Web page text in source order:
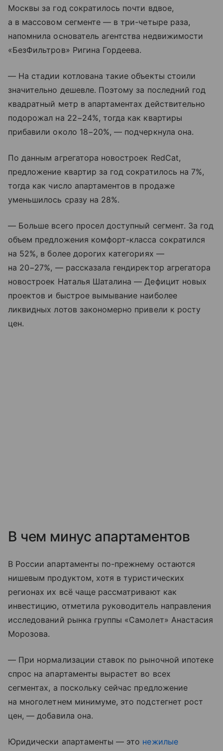
Москвы за год сократилось почти вдвое,
а в массовом сегменте — в три-четыре раза,
напомнила основатель агентства недвижимости
«БезФильтров» Ригина Гордеева.
— На стадии котлована такие объекты стоили
значительно дешевле. Поэтому за последний год
квадратный метр в апартаментах действительно
подорожал на 22−24%, тогда как квартиры
прибавили около 18−20%, — подчеркнула она.
По данным агрегатора новостроек RedCat,
предложение квартир за год сократилось на 7%,
тогда как число апартаментов в продаже
уменьшилось сразу на 28%.
— Больше всего просел доступный сегмент. За год
объем предложения комфорт-класса сократился
на 52%, в более дорогих категориях —
на 20−27%, — рассказала гендиректор агрегатора
новостроек Наталья Шаталина — Дефицит новых
проектов и быстрое вымывание наиболее
ликвидных лотов закономерно привели к росту
цен.
В чем минус апартаментов
В России апартаменты по-прежнему остаются
нишевым продуктом, хотя в туристических
регионах их всё чаще рассматривают как
инвестицию, отметила руководитель направления
исследований рынка группы «Самолет» Анастасия
Морозова.
— При нормализации ставок по рыночной ипотеке
спрос на апартаменты вырастет во всех
сегментах, а поскольку сейчас предложение
на многолетнем минимуме, это подстегнет рост
цен, — добавила она.
Юридически апартаменты — это нежилые